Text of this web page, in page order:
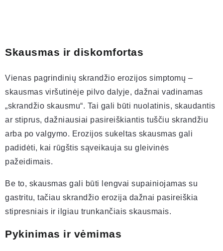
Skausmas ir diskomfortas
Vienas pagrindinių skrandžio erozijos simptomų –
skausmas viršutinėje pilvo dalyje, dažnai vadinamas
„skrandžio skausmu“. Tai gali būti nuolatinis, skaudantis
ar stiprus, dažniausiai pasireiškiantis tuščiu skrandžiu
arba po valgymo. Erozijos sukeltas skausmas gali
padidėti, kai rūgštis sąveikauja su gleivinės
pažeidimais.
Be to, skausmas gali būti lengvai supainiojamas su
gastritu, tačiau skrandžio erozija dažnai pasireiškia
stipresniais ir ilgiau trunkančiais skausmais.
Pykinimas ir vėmimas